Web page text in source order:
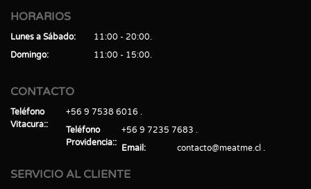
HORARIOS
Lunes a Sábado
11:00 - 20:00
Domingo
11:00 - 15:00
CONTACTO
Teléfono
Vitacura:
+56 9 7538 6016
Teléfono
Providencia:
+56 9 7235 7683
Email
contacto@meatme.cl
SERVICIO AL CLIENTE